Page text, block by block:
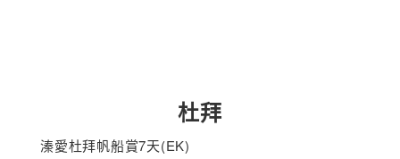
杜拜
溱愛杜拜帆船賞7天(EK)